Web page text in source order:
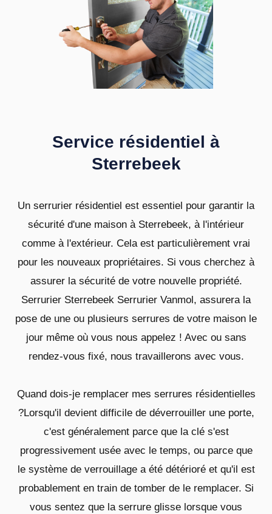
Service résidentiel à
Sterrebeek
Un serrurier résidentiel est essentiel pour garantir la
sécurité d'une maison à Sterrebeek, à l'intérieur
comme à l'extérieur. Cela est particulièrement vrai
pour les nouveaux propriétaires. Si vous cherchez à
assurer la sécurité de votre nouvelle propriété.
Serrurier Sterrebeek Serrurier Vanmol, assurera la
pose de une ou plusieurs serrures de votre maison le
jour même où vous nous appelez ! Avec ou sans
rendez-vous fixé, nous travaillerons avec vous.
Quand dois-je remplacer mes serrures résidentielles
?Lorsqu'il devient difficile de déverrouiller une porte,
c'est généralement parce que la clé s'est
progressivement usée avec le temps, ou parce que
le système de verrouillage a été détérioré et qu'il est
probablement en train de tomber de le remplacer. Si
vous sentez que la serrure glisse lorsque vous